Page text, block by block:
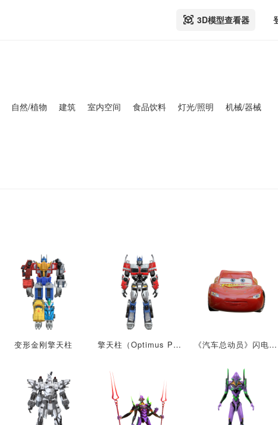
3D模型查看器
自然/植物 建筑 室内空间 食品饮料 灯光/照明 机械/器械
变形金刚擎天柱 擎天柱（Optimus Prime） 《汽车总动员》闪电麦昆3D模型VisionPro